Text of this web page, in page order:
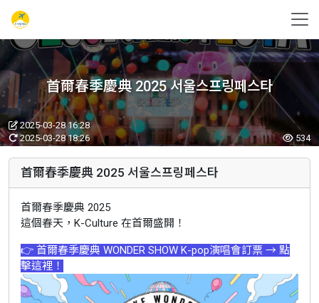
首爾春季慶典 2025 서울스프링페스타
2025-03-28 16:28
2025-03-28 18:26
534
首爾春季慶典 2025 서울스프링페스타
首爾春季慶典 2025
這個春天，K-Culture 在首爾盛開！
👉 首爾春季慶典 WONDER SHOW K-pop演唱會訂票 → 點
擊這裡！